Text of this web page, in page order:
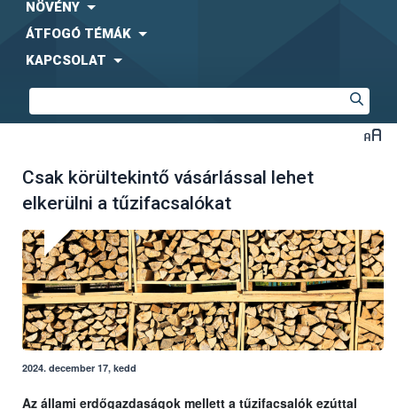
NÖVÉNY
ÁTFOGÓ TÉMÁK
KAPCSOLAT
Csak körültekintő vásárlással lehet
elkerülni a tűzifacsalókat
2024. december 17, kedd
Az állami erdőgazdaságok mellett a tűzifacsalók ezúttal